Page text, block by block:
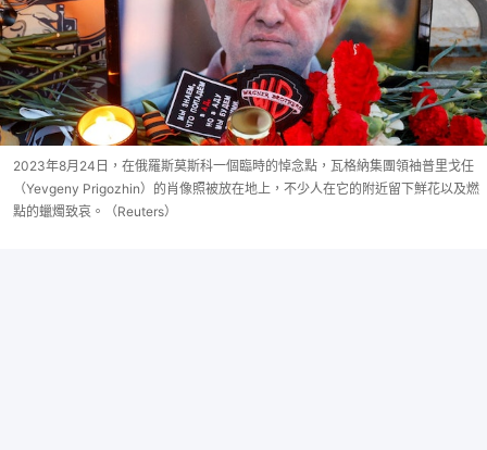
2023年8月24日，在俄羅斯莫斯科一個臨時的悼念點，瓦格納集團領袖普里戈任
（Yevgeny Prigozhin）的肖像照被放在地上，不少人在它的附近留下鮮花以及燃
點的蠟燭致哀。（Reuters）